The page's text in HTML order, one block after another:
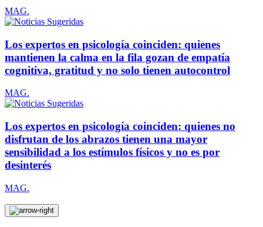
MAG.
Los expertos en psicología coinciden: quienes
mantienen la calma en la fila gozan de empatía
cognitiva, gratitud y no solo tienen autocontrol
MAG.
Los expertos en psicología coinciden: quienes no
disfrutan de los abrazos tienen una mayor
sensibilidad a los estímulos físicos y no es por
desinterés
MAG.